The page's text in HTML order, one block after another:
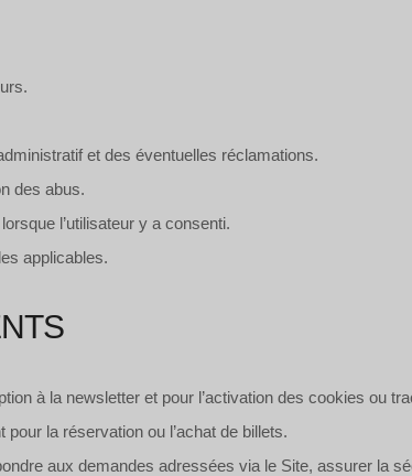
et des éventuelles réclamations.
des abus.
l’utilisateur y a consenti.
applicables.
à la newsletter et pour l’activation des cookies ou
la réservation ou l’achat de billets.
aux demandes adressées via le Site, assurer la